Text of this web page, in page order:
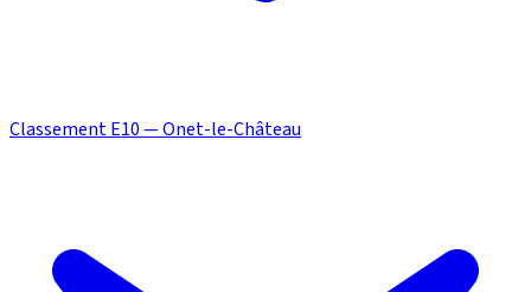
Classement E10 — Onet-le-Château